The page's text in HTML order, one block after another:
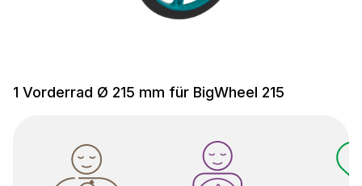
1 Vorderrad Ø 215 mm für BigWheel 215